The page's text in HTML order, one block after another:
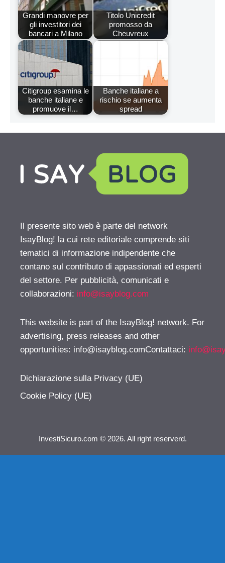
Grandi manovre per
gli investitori dei
bancari a Milano
Titolo Unicredit
promosso da
Cheuvreux
Citigroup esamina le
banche italiane e
promuove il…
Banche italiane a
rischio se aumenta
spread
Il presente sito web è parte del network
IsayBlog! la cui rete editoriale comprende siti
tematici di informazione indipendente che
contano sul contributo di appassionati ed esperti
del settore. Per pubblicità, comunicati e
collaborazioni: info@isayblog.com
This website is part of the IsayBlog! network. For
advertising, press releases and other
opportunities: info@isayblog.comContattaci:
Dichiarazione sulla Privacy (UE)
Cookie Policy (UE)
InvestiSicuro.com © 2026. All right reserverd.